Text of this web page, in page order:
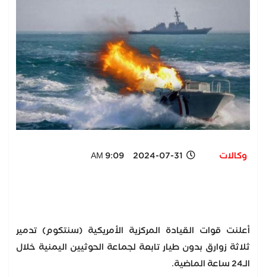
وكالات 2024-07-31 9:09 AM
أعلنت قوات القيادة المركزية الأمريكية (سنتكوم) تدمير
ثلاثة زوارق بدون طيار تابعة لجماعة الحوثيين اليمنية خلال
الـ24 ساعة الماضية.